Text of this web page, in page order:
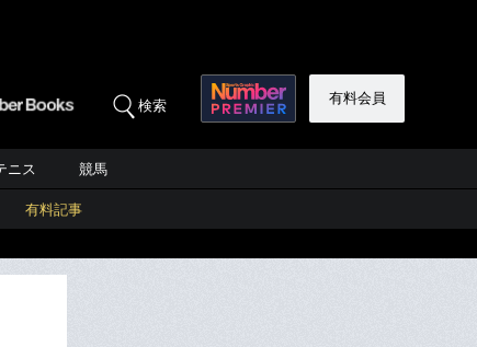
検索 有料会員
ニス 競馬
有料記事